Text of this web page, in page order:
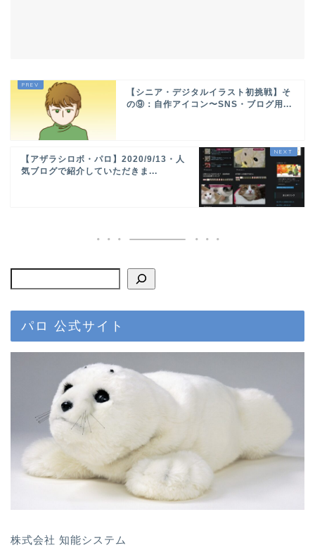
【シニア・デジタルイラスト初挑戦】そ
の⑨：自作アイコン〜SNS・ブログ用...
【アザラシロボ・パロ】2020/9/13・人
気ブログで紹介していただきま...
パロ 公式サイト
株式会社 知能システム
ホーム
パロ（PARO）
パロお迎え前〜到着
色んなロボット
プチクーボ（Petit
Qoobo）
らぼっと（LOVOT）